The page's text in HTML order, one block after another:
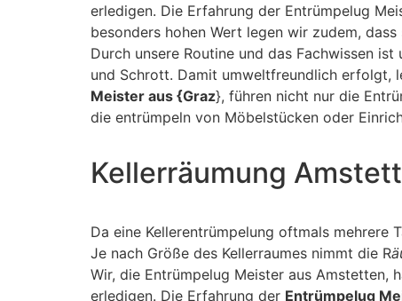
erledigen. Die Erfahrung der Entrümpelug
besonders hohen Wert legen wir zudem,
Durch unsere Routine und das Fachwissen
und Schrott. Damit umweltfreundlich erfolgt,
Meister aus {Graz}, führen nicht nur die
die entrümpeln von Möbelstücken oder
Kellerräumung
Da eine Kellerentrümpelung oftmals mehrere
Je nach Größe des Kellerraumes nimmt die R
Wir, die Entrümpelug Meister aus Amstetten,
erledigen. Die Erfahrung der Entrümpelug